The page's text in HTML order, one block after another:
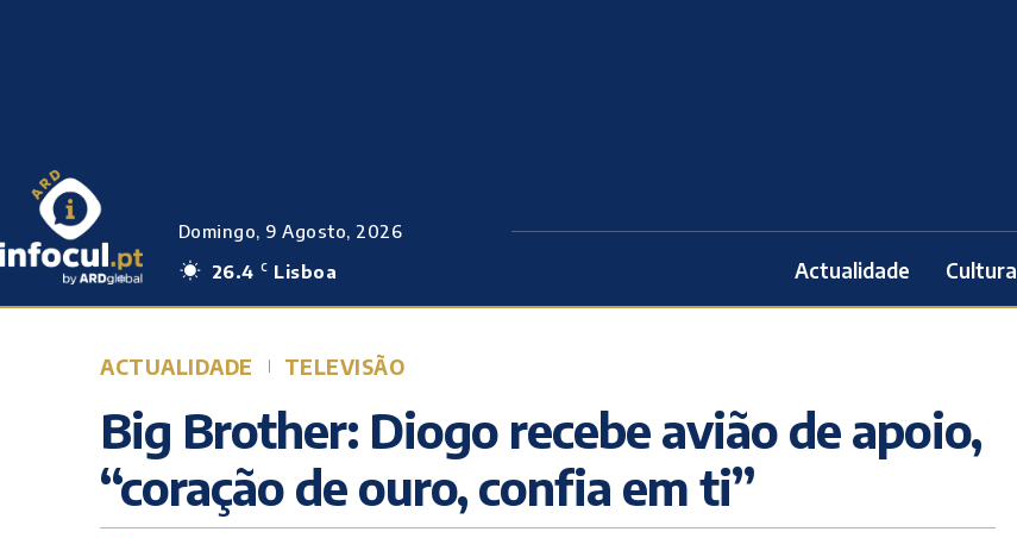
Domingo, 9 Agosto, 2026
26.4 C Lisboa Actualidade Cultura
ACTUALIDADE TELEVISÃO
Big Brother: Diogo recebe avião de apoio,
“coração de ouro, confia em ti”